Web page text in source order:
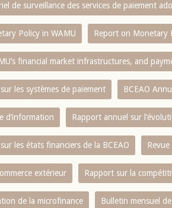
de surveillance des services de paiement
Policy in WAMU Report on Monetary
financial market infrastructures, and
les systèmes de paiement BCEAO
d‘information Rapport annuel sur
les états financiers de la BCEAO
extérieur Rapport sur la
de la microfinance Bulletin mensuel